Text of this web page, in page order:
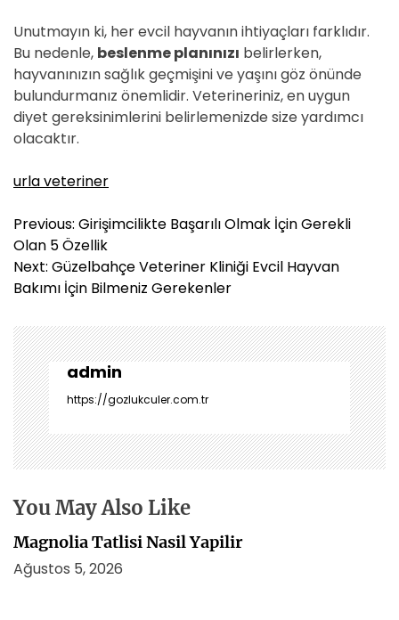
Unutmayın ki, her evcil hayvanın ihtiyaçları farklıdır.
Bu nedenle, beslenme planınızı belirlerken,
hayvanınızın sağlık geçmişini ve yaşını göz önünde
bulundurmanız önemlidir. Veterineriniz, en uygun
diyet gereksinimlerini belirlemenizde size yardımcı
olacaktır.
urla veteriner
Y
a
z
ı
e
z
i
n
m
e
s
Previous: Girişimcilikte Başarılı Olmak İçin Gerekli
Olan 5 Özellik
Next: Güzelbahçe Veteriner Kliniği Evcil Hayvan
Bakımı İçin Bilmeniz Gerekenler
admin
https://gozlukculer.com.tr
You May Also Like
Magnolia Tatlisi Nasil Yapilir
Ağustos 5, 2026